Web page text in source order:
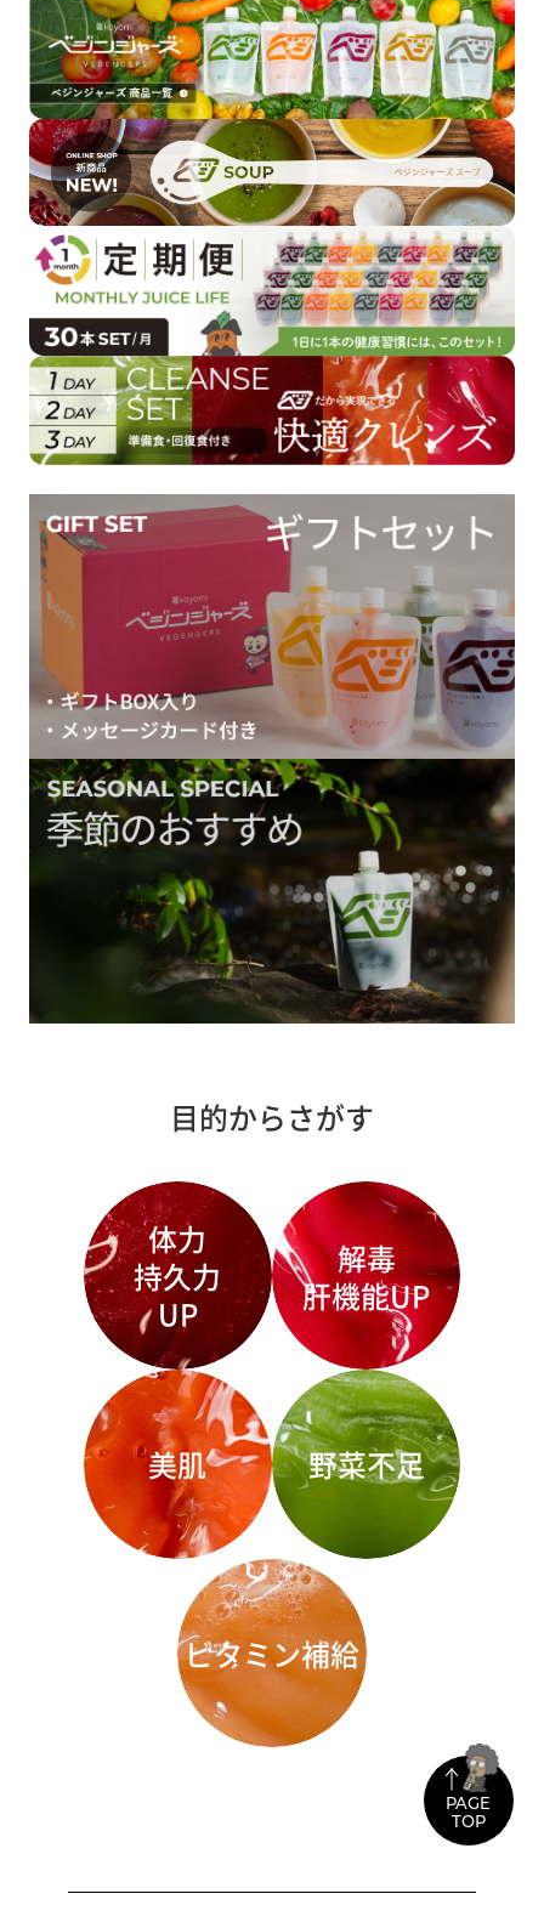
目的からさがす
体力
持久力
UP
解毒
肝機能UP
美肌 野菜不足
ビタミン補給
PAGE
TOP